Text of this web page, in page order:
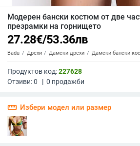
Модерен бански костюм от две
презрамки на горнището
27.28€/53.36лв
Badu Дрехи Дамски дрехи Дамски бански
Продуктов код:227628
Отзиви:0 | 0 продажби
straighten Избери модел или размер